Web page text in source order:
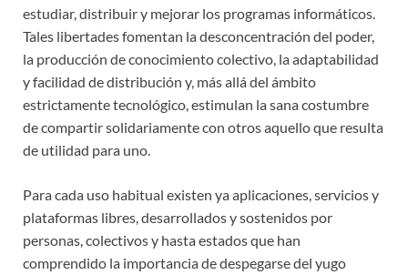
estudiar, distribuir y mejorar los programas informáticos.
Tales libertades fomentan la desconcentración del poder,
la producción de conocimiento colectivo, la adaptabilidad
y facilidad de distribución y, más allá del ámbito
estrictamente tecnológico, estimulan la sana costumbre
de compartir solidariamente con otros aquello que resulta
de utilidad para uno.
Para cada uso habitual existen ya aplicaciones, servicios y
plataformas libres, desarrollados y sostenidos por
personas, colectivos y hasta estados que han
comprendido la importancia de despegarse del yugo